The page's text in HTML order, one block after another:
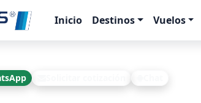
Inicio Destinos Vuelos